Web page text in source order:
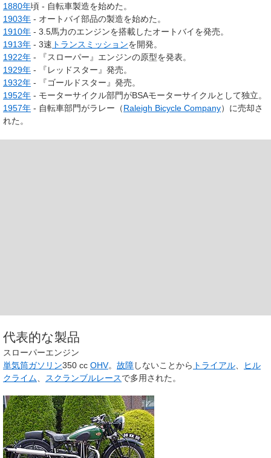
1880年頃 - 自転車製造を始めた。
1903年 - オートバイ部品の製造を始めた。
1910年 - 3.5馬力のエンジンを搭載したオートバイを発売。
1913年 - 3速 トランスミッションを開発。
1922年 - 『スローパー』エンジンの原型を発表。
1929年 - 『レッドスター』発売。
1932年 - 『ゴールドスター』発売。
1952年 - モーターサイクル部門がBSAモーターサイクルとして独立。
1957年 - 自転車部門がラレー（Raleigh Bicycle Company）に売却さ
れた。
代表的な製品
スローパーエンジン
単気筒ガソリン350 cc OHV。 故障しないことから トライアル
ヒル
クライム
スクランブルレースで多用された。